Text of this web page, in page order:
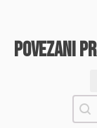
povezani